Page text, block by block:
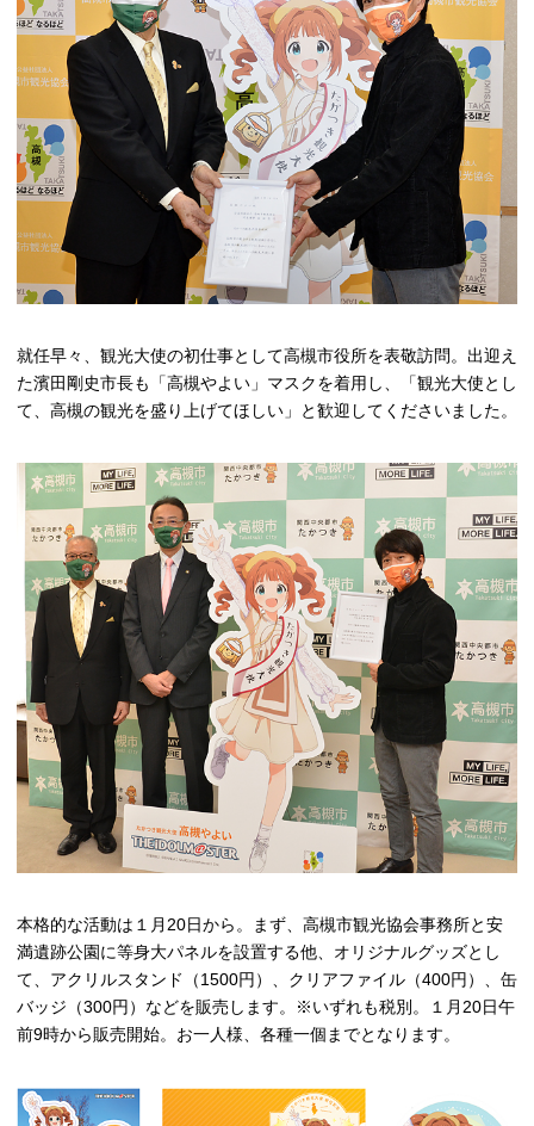
就任早々、観光大使の初仕事として高槻市役所を表敬訪問。出迎え
た濱田剛史市長も「高槻やよい」マスクを着用し、「観光大使とし
て、高槻の観光を盛り上げてほしい」と歓迎してくださいました。
本格的な活動は１月20日から。まず、高槻市観光協会事務所と安
満遺跡公園に等身大パネルを設置する他、オリジナルグッズとし
て、アクリルスタンド（1500円）、クリアファイル（400円）、缶
バッジ（300円）などを販売します。※いずれも税別。１月20日午
前9時から販売開始。お一人様、各種一個までとなります。